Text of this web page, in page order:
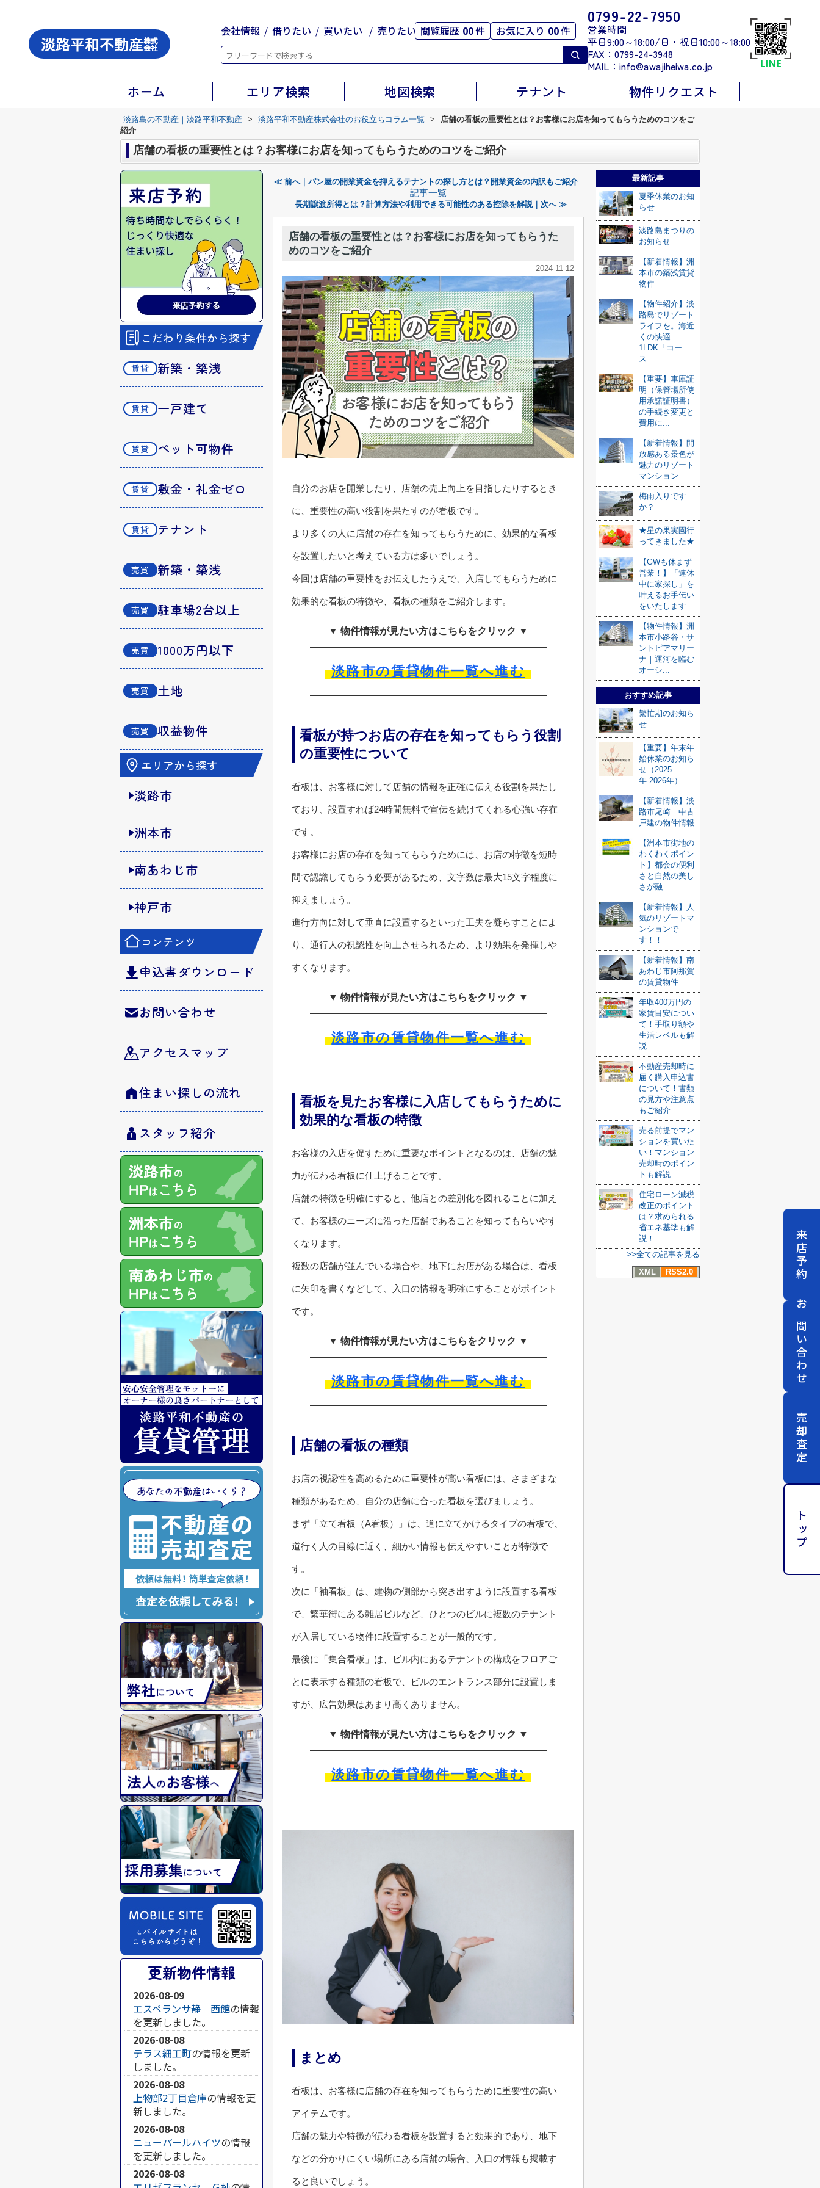
会社情報 借りたい 買いたい 売りたい 閲覧履歴 00件 お気に入り 00件
0799-22-7950
営業時間
平日9:00～18:00/日・祝日10:00～18:00
FAX：0799-24-3948
MAIL： info@awajiheiwa.co.jp
ホーム エリア検索 地図検索 テナント 物件リクエスト
淡路島の不動産｜淡路平和不動産 > 淡路平和不動産株式会社のお役立ちコラム一覧 >
店舗の看板の重要性とは？お客様にお店を知ってもらうためのコツをご
紹介
店舗の看板の重要性とは？お客様にお店を知ってもらうためのコツをご紹介
≪ 前へ｜パン屋の開業資金を抑えるテナントの探し方とは？開業資金の内訳もご紹介
記事一覧
長期譲渡所得とは？計算方法や利用できる可能性のある控除を解説｜次へ ≫
店舗の看板の重要性とは？お客様にお店を知ってもらうた
めのコツをご紹介
2024-11-12
自分のお店を開業したり、店舗の売上向上を目指したりするとき
に、重要性の高い役割を果たすのが看板です。
より多くの人に店舗の存在を知ってもらうために、効果的な看板
を設置したいと考えている方は多いでしょう。
今回は店舗の重要性をお伝えしたうえで、入店してもらうために
効果的な看板の特徴や、看板の種類をご紹介します。
▼ 物件情報が見たい方はこちらをクリック ▼
淡路市の賃貸物件一覧へ進む
看板が持つお店の存在を知ってもらう役割
の重要性について
看板は、お客様に対して店舗の情報を正確に伝える役割を果たし
ており、設置すれば24時間無料で宣伝を続けてくれる心強い存在
です。
お客様にお店の存在を知ってもらうためには、お店の特徴を短時
間で認識してもらう必要があるため、文字数は最大15文字程度に
抑えましょう。
進行方向に対して垂直に設置するといった工夫を凝らすことによ
り、通行人の視認性を向上させられるため、より効果を発揮しや
すくなります。
▼ 物件情報が見たい方はこちらをクリック ▼
淡路市の賃貸物件一覧へ進む
看板を見たお客様に入店してもらうために
効果的な看板の特徴
お客様の入店を促すために重要なポイントとなるのは、店舗の魅
力が伝わる看板に仕上げることです。
店舗の特徴を明確にすると、他店との差別化を図れることに加え
て、お客様のニーズに沿った店舗であることを知ってもらいやす
くなります。
複数の店舗が並んでいる場合や、地下にお店がある場合は、看板
に矢印を書くなどして、入口の情報を明確にすることがポイント
です。
▼ 物件情報が見たい方はこちらをクリック ▼
淡路市の賃貸物件一覧へ進む
店舗の看板の種類
お店の視認性を高めるために重要性が高い看板には、さまざまな
種類があるため、自分の店舗に合った看板を選びましょう。
まず「立て看板（A看板）」は、道に立てかけるタイプの看板で、
道行く人の目線に近く、細かい情報も伝えやすいことが特徴で
す。
次に「袖看板」は、建物の側部から突き出すように設置する看板
で、繁華街にある雑居ビルなど、ひとつのビルに複数のテナント
が入居している物件に設置することが一般的です。
最後に「集合看板」は、ビル内にあるテナントの構成をフロアご
とに表示する種類の看板で、ビルのエントランス部分に設置しま
すが、広告効果はあまり高くありません。
▼ 物件情報が見たい方はこちらをクリック ▼
淡路市の賃貸物件一覧へ進む
まとめ
看板は、お客様に店舗の存在を知ってもらうために重要性の高い
アイテムです。
店舗の魅力や特徴が伝わる看板を設置すると効果的であり、地下
などの分かりにくい場所にある店舗の場合、入口の情報も掲載す
ると良いでしょう。
最新記事
夏季休業のお知
らせ
淡路島まつりの
お知らせ
【新着情報】洲
本市の築浅賃貸
物件
【物件紹介】淡
路島でリゾート
ライフを。海近
くの快適
1LDK「コー
ス...
【重要】車庫証
明（保管場所使
用承諾証明書）
の手続き変更と
費用に...
【新着情報】開
放感ある景色が
魅力のリゾート
マンション
梅雨入りです
か？
★星の果実園行
ってきました★
【GWも休まず
営業！】「連休
中に家探し」を
叶えるお手伝い
をいたします
【物件情報】洲
本市小路谷・サ
ントピアマリー
ナ｜運河を臨む
オーシ...
おすすめ記事
繁忙期のお知ら
せ
【重要】年末年
始休業のお知ら
せ（2025
年-2026年）
【新着情報】淡
路市尾崎 中古
戸建の物件情報
【洲本市街地の
わくわくポイン
ト】都会の便利
さと自然の美し
さが融...
【新着情報】人
気のリゾートマ
ンションで
す！！
【新着情報】南
あわじ市阿那賀
の賃貸物件
年収400万円の
家賃目安につい
て！手取り額や
生活レベルも解
説
不動産売却時に
届く購入申込書
について！書類
の見方や注意点
もご紹介
売る前提でマン
ションを買いた
い！マンション
売却時のポイン
トも解説
住宅ローン減税
改正のポイント
は？求められる
省エネ基準も解
説！
>>全ての記事を見る
XML
RSS2.0
こだわり条件から探す
新築・築浅
一戸建て
ペット可物件
敷金・礼金ゼロ
テナント
新築・築浅
駐車場2台以上
1000万円以下
土地
収益物件
エリアから探す
淡路市
洲本市
南あわじ市
神戸市
コンテンツ
申込書ダウンロード
お問い合わせ
アクセスマップ
住まい探しの流れ
スタッフ紹介
更新物件情報
2026-08-09
エスペランサ静 西館の情報
を更新しました。
2026-08-08
テラス細工町の情報を更新
しました。
2026-08-08
上物部2丁目倉庫の情報を更
新しました。
2026-08-08
ニューパールハイツの情報
を更新しました。
2026-08-08
来店予約
お問い合わせ
売却査定
トップ